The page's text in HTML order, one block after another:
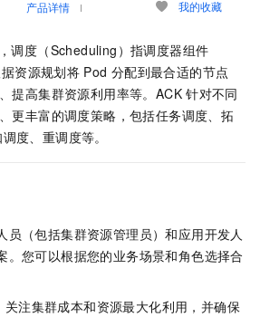
产品详情 我的收藏
调度（Scheduling）指调度器组件
资源规划将 Pod 分配到最合适的节点
提高集群资源利用率等。ACK 针对不同
更丰富的调度策略，包括任务调度、拓
度、重调度等。
员（包括集群资源管理员）和应用开发人
。您可以根据您的业务场景和角色选择合
关注集群成本和资源最大化利用，并确保